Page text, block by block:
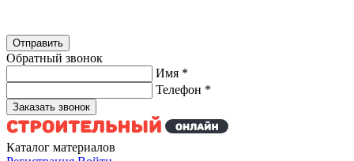
Обратный звонок
Имя *
Телефон *
Каталог материалов